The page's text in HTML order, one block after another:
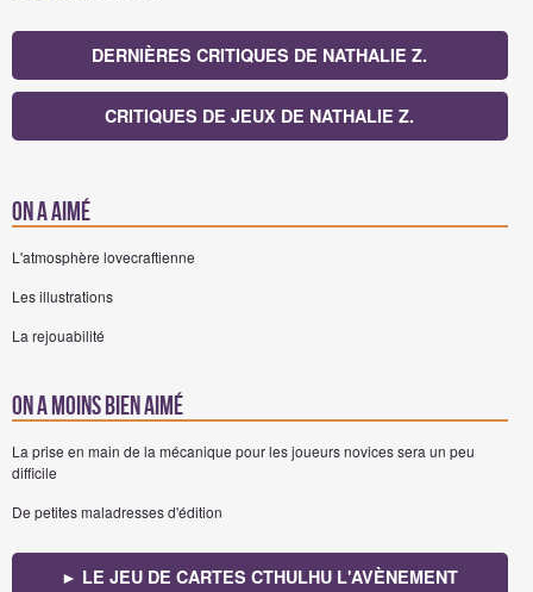
DERNIÈRES CRITIQUES DE NATHALIE Z.
CRITIQUES DE JEUX DE NATHALIE Z.
On a aimé
L'atmosphère lovecraftienne
Les illustrations
La rejouabilité
On a moins bien aimé
La prise en main de la mécanique pour les joueurs novices sera un peu
difficile
De petites maladresses d'édition
► LE JEU DE CARTES CTHULHU L'AVÈNEMENT